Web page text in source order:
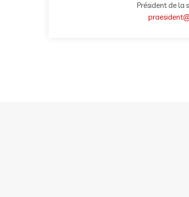
Président de la